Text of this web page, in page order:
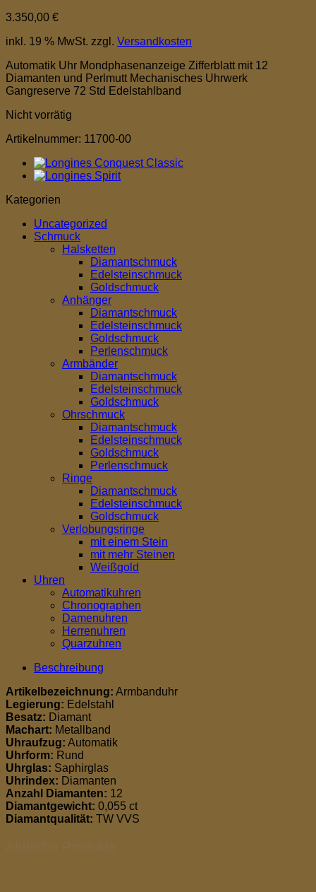
3.350,00 €
inkl. 19 % MwSt. zzgl. Versandkosten
Automatik Uhr Mondphasenanzeige Zifferblatt mit 12
Diamanten und Perlmutt Mechanisches Uhrwerk
Gangreserve 72 Std Edelstahlband
Nicht vorrätig
Artikelnummer: 11700-00
Kategorien
Uncategorized
Schmuck
Halsketten
Diamantschmuck
Edelsteinschmuck
Goldschmuck
Anhänger
Diamantschmuck
Edelsteinschmuck
Goldschmuck
Perlenschmuck
Armbänder
Diamantschmuck
Edelsteinschmuck
Goldschmuck
Ohrschmuck
Diamantschmuck
Edelsteinschmuck
Goldschmuck
Perlenschmuck
Ringe
Diamantschmuck
Edelsteinschmuck
Goldschmuck
Verlobungsringe
mit einem Stein
mit mehr Steinen
Weißgold
Uhren
Automatikuhren
Chronographen
Damenuhren
Herrenuhren
Quarzuhren
Beschreibung
Artikelbezeichnung: Armbanduhr
Legierung: Edelstahl
Besatz: Diamant
Machart: Metallband
Uhraufzug: Automatik
Uhrform: Rund
Uhrglas: Saphirglas
Uhrindex: Diamanten
Anzahl Diamanten: 12
Diamantgewicht: 0,055 ct
Diamantqualität: TW VVS